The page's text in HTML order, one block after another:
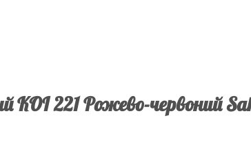
KOI 221 Рожево-червоний